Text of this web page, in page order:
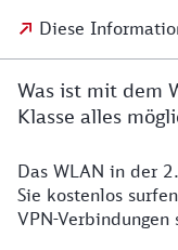
Diese
Was ist mit dem
Klasse alles
Das WLAN in der
Sie kostenlos
VPN-